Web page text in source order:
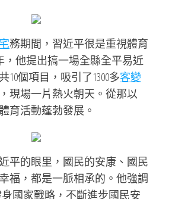
務期間，習近平很是重視體育
，他提出搞一場全縣全平易近
10個項目，吸引了1300多客變
現場一片熱火朝天。從那以
育活動蓬勃發展。
平的眼里，國民的安康、國民
福，都是一脈相承的。他強調
國家戰略，不斷進步國民安